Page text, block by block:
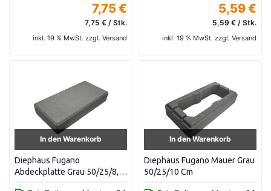
7,75 €
7,75 € / Stk.
inkl. 19 % MwSt. zzgl. Versand
5,59 €
5,59 € / Stk.
inkl. 19 % MwSt. zzgl. Versand
In den Warenkorb
Diephaus Fugano
Abdeckplatte Grau 50/25/8,5
In den Warenkorb
Diephaus Fugano Mauer Grau
50/25/10 Cm